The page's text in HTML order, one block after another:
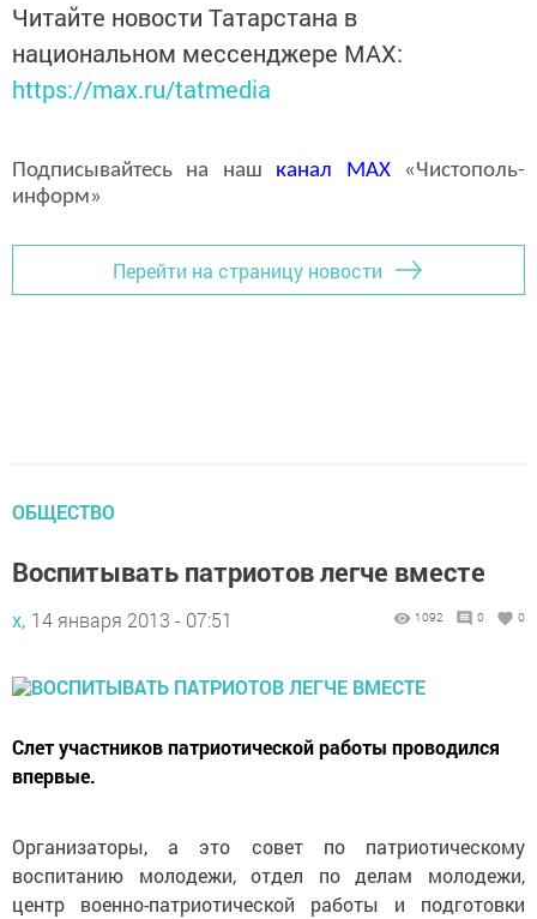
Читайте новости Татарстана в
национальном мессенджере MАХ:
https://max.ru/tatmedia
Подписывайтесь на наш канал MAX«Чистополь-
информ»
Перейти на страницу новости
ОБЩЕСТВО
Воспитывать патриотов легче вместе
х, 14 января 2013 - 07:51 1092 0 0
Слет участников патриотической работы проводился
впервые.
Организаторы, а это совет по патриотическому
воспитанию молодежи, отдел по делам молодежи,
центр военно-патриотической работы и подготовки